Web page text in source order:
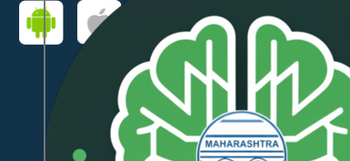
ही वेबसाइट WCAG 2.1